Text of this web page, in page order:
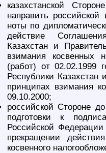
казахстанской
направить
ноты по
действие
Казахстан и
взимания косвенных
(работ) от 02.02.1999
Республики
принципах взимания
09.10.2000;
российской Стороне
подготовки к
Российской
прекращении
косвенного